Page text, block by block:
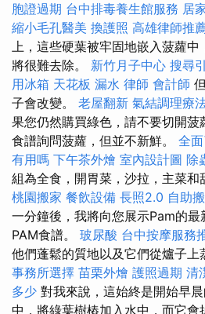
胞證過期 台中排毒養生館服務 居
縮小毛孔醫美 換護照 高雄律師推
上，這些硬葉被牢固地嵌入菠蘿中
將很難去除。 新竹月子中心 搜尋
用冰箱 天花板 漏水 律師 會計師
子會改變。 老屋翻新 氣結調理療
果您仍然購買綠色，請不要切開菠
食譜詢問菠蘿，但並不新鮮。 全
有用嗎 下午茶外燴 室內設計圖 除
組為全食，開胃菜，沙拉，主菜和
桃園搬家 餐飲設備 長照2.0 自助
一分鐘後，我將向您展示Pam的最
PAM食譜。 玻尿酸 台中按摩服務
他們蓬鬆的質地以及它們從爐子上
事務所選擇 苗栗外燴 護照過期 清
多少 對我來說，這始終是開始早
中，將綠葉樹樁加入水中，而它會